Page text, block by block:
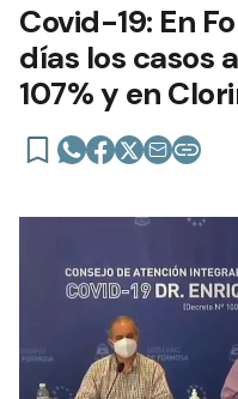
Covid-19: En
días los casos
107% y en